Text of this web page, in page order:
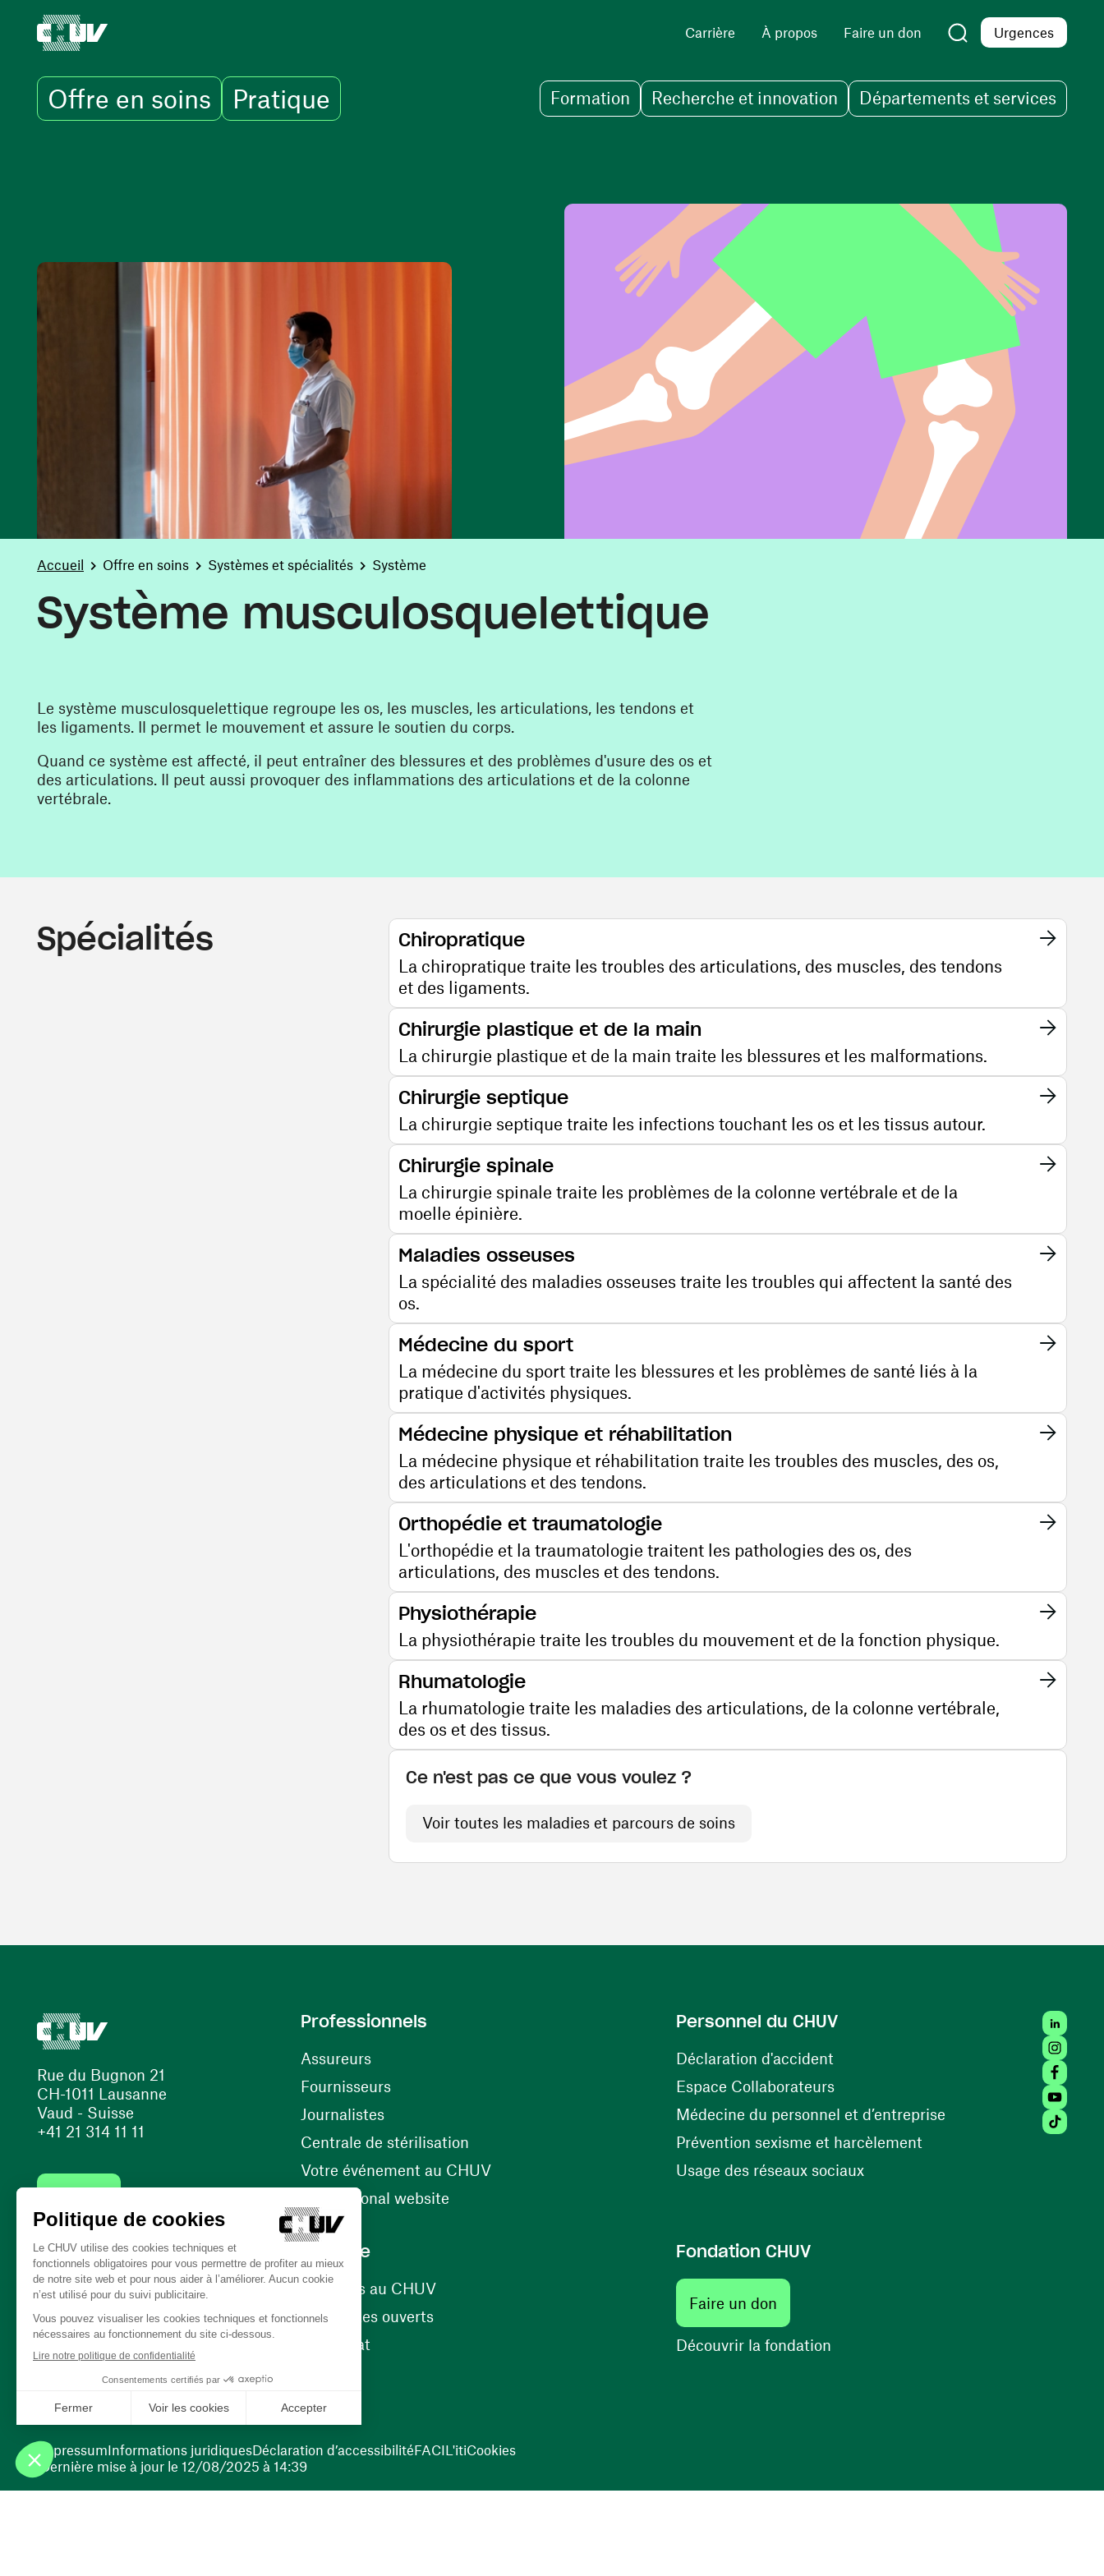
Carrière À propos Faire un don Urgences
Offre en soins Pratique Formation Recherche et innovation Départements et services
You are here:
Accueil Offre en soins Systèmes et spécialités Système
Système musculosquelettique
Le système musculosquelettique regroupe les os, les muscles, les articulations, les tendons et
les ligaments. Il permet le mouvement et assure le soutien du corps.
Quand ce système est affecté, il peut entraîner des blessures et des problèmes d'usure des os et
des articulations. Il peut aussi provoquer des inflammations des articulations et de la colonne
vertébrale.
Spécialités Chiropratique
La chiropratique traite les troubles des articulations, des muscles, des tendons
et des ligaments.
Chirurgie plastique et de la main
La chirurgie plastique et de la main traite les blessures et les malformations.
Chirurgie septique
La chirurgie septique traite les infections touchant les os et les tissus autour.
Chirurgie spinale
La chirurgie spinale traite les problèmes de la colonne vertébrale et de la
moelle épinière.
Maladies osseuses
La spécialité des maladies osseuses traite les troubles qui affectent la santé des
os.
Médecine du sport
La médecine du sport traite les blessures et les problèmes de santé liés à la
pratique d'activités physiques.
Médecine physique et réhabilitation
La médecine physique et réhabilitation traite les troubles des muscles, des os,
des articulations et des tendons.
Orthopédie et traumatologie
L'orthopédie et la traumatologie traitent les pathologies des os, des
articulations, des muscles et des tendons.
Physiothérapie
La physiothérapie traite les troubles du mouvement et de la fonction physique.
Rhumatologie
La rhumatologie traite les maladies des articulations, de la colonne vertébrale,
des os et des tissus.
Ce n'est pas ce que vous voulez ?
Voir toutes les maladies et parcours de soins
Rue du Bugnon 21
CH-1011 Lausanne
Vaud - Suisse
+41 21 314 11 11
(ouvre une nouvelle fenêtre)
(ouvre une nouvelle fenêtre)
Professionnels
Assureurs
Fournisseurs(ouvre une nouvelle fenêtre)
Journalistes
Centrale de stérilisation
Votre événement au CHUV(ouvre une nouvelle fenêtre)
International website
Personnel du CHUV
Déclaration d'accident(ouvre une nouvelle fenêtre)
Espace Collaborateurs(ouvre une nouvelle fenêtre)
Médecine du personnel et d’entreprise(ouvre une nouvelle
Prévention sexisme et harcèlement(ouvre une nouvelle
Usage des réseaux sociaux(ouvre une nouvelle fenêtre)
Carrière
Carrières au CHUV(ouvre une nouvelle fenêtre)
Nos postes ouverts(ouvre une nouvelle fenêtre)
Bénévolat
Fondation CHUV
Faire un don(ouvre une nouvelle fenêtre)
Découvrir la fondation(ouvre une nouvelle fenêtre)
Tiktok
Dernière mise à jour le 12/08/2025 à 14:39
ImpressumInformations juridiquesDéclaration d’accessibilitéFACIL'itiCookies